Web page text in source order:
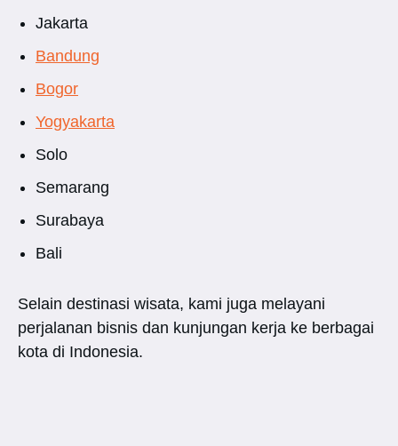
Jakarta
Bandung
Bogor
Yogyakarta
Solo
Semarang
Surabaya
Bali
Selain destinasi wisata, kami juga melayani
perjalanan bisnis dan kunjungan kerja ke berbagai
kota di Indonesia.